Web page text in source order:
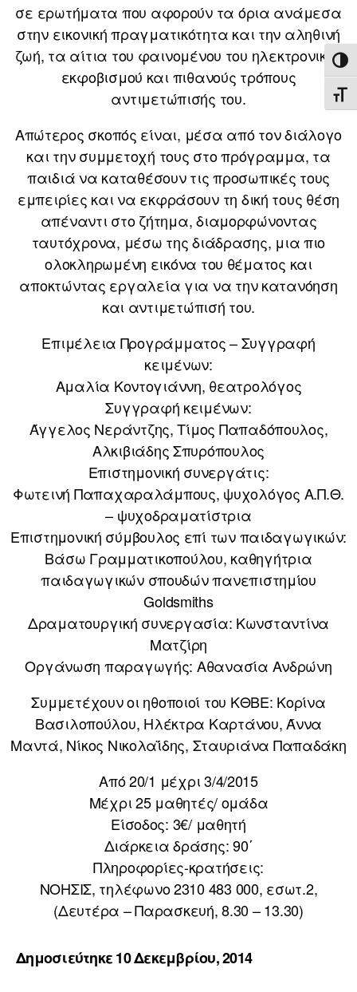
σε ερωτήματα που αφορούν τα όρια ανάμεσα
στην εικονική πραγματικότητα και την αληθινή
ζωή, τα αίτια του φαινομένου του ηλεκτρονικού
εκφοβισμού και πιθανούς τρόπους
αντιμετώπισής του.
Απώτερος σκοπός είναι, μέσα από τον διάλογο
και την συμμετοχή τους στο πρόγραμμα, τα
παιδιά να καταθέσουν τις προσωπικές τους
εμπειρίες και να εκφράσουν τη δική τους θέση
απέναντι στο ζήτημα, διαμορφώνοντας
ταυτόχρονα, μέσω της διάδρασης, μια πιο
ολοκληρωμένη εικόνα του θέματος και
αποκτώντας εργαλεία για να την κατανόηση
και αντιμετώπισή του.
Επιμέλεια Προγράμματος – Συγγραφή
κειμένων:
Αμαλία Κοντογιάννη, θεατρολόγος
Συγγραφή κειμένων:
Άγγελος Νεράντζης, Τίμος Παπαδόπουλος,
Αλκιβιάδης Σπυρόπουλος
Επιστημονική συνεργάτις:
Φωτεινή Παπαχαραλάμπους, ψυχολόγος Α.Π.Θ.
– ψυχοδραματίστρια
Επιστημονική σύμβουλος επί των παιδαγωγικών:
Βάσω Γραμματικοπούλου, καθηγήτρια
παιδαγωγικών σπουδών πανεπιστημίου
Goldsmiths
Δραματουργική συνεργασία: Κωνσταντίνα
Ματζίρη
Οργάνωση παραγωγής: Αθανασία Ανδρώνη
Συμμετέχουν οι ηθοποιοί του ΚΘΒΕ: Κορίνα
Βασιλοπούλου, Ηλέκτρα Καρτάνου, Άννα
Μαντά, Νίκος Νικολαΐδης, Σταυριάνα Παπαδάκη
Από 20/1 μέχρι 3/4/2015
Μέχρι 25 μαθητές/ ομάδα
Είσοδος: 3€/ μαθητή
Διάρκεια δράσης: 90΄
Πληροφορίες-κρατήσεις:
ΝΟΗΣΙΣ, τηλέφωνο 2310 483 000, εσωτ.2,
(Δευτέρα – Παρασκευή, 8.30 – 13.30)
Δημοσιεύτηκε 10 Δεκεμβρίου, 2014